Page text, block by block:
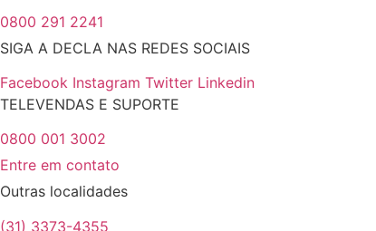
0800 291 2241
SIGA A DECLA NAS REDES SOCIAIS
Facebook Instagram Twitter Linkedin
TELEVENDAS E SUPORTE
0800 001 3002
Entre em contato
Outras localidades
(31) 3373-4355